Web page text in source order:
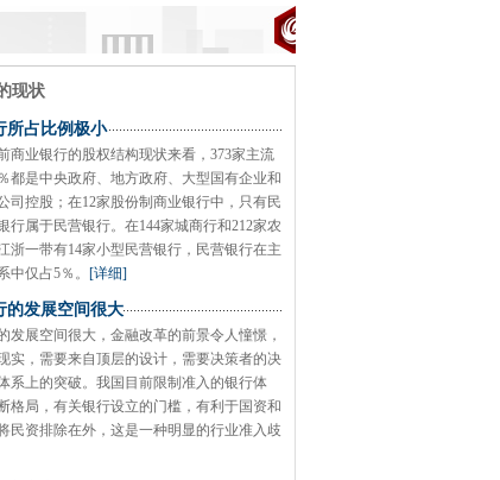
现状
所占比例极小
商业银行的股权结构现状来看，373家主流
都是中央政府、地方政府、大型国有企业和
司控股；在12家股份制商业银行中，只有民
行属于民营银行。在144家城商行和212家农
浙一带有14家小型民营银行，民营银行在主
中仅占5％。 [详细]
的发展空间很大
发展空间很大，金融改革的前景令人憧憬，
实，需要来自顶层的设计，需要决策者的决
系上的突破。我国目前限制准入的银行体
格局，有关银行设立的门槛，有利于国资和
民资排除在外，这是一种明显的行业准入歧